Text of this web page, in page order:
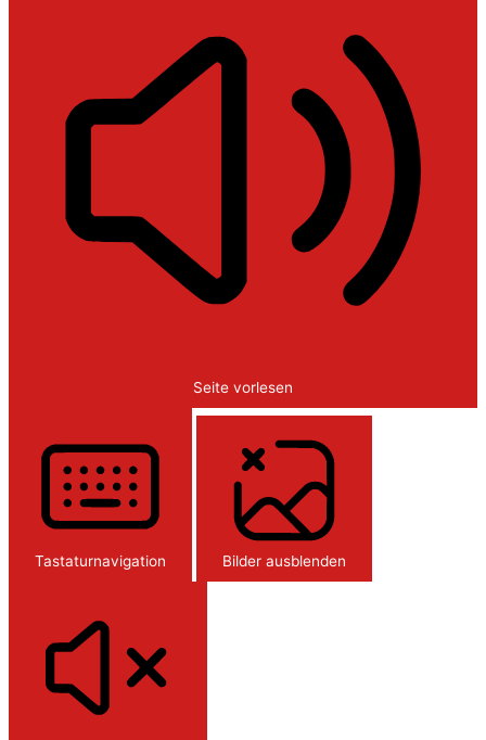
Seite vorlesen
Tastaturnavigation Bilder ausblenden